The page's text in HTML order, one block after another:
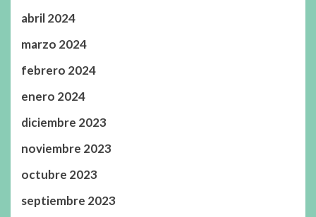
abril 2024
marzo 2024
febrero 2024
enero 2024
diciembre 2023
noviembre 2023
octubre 2023
septiembre 2023